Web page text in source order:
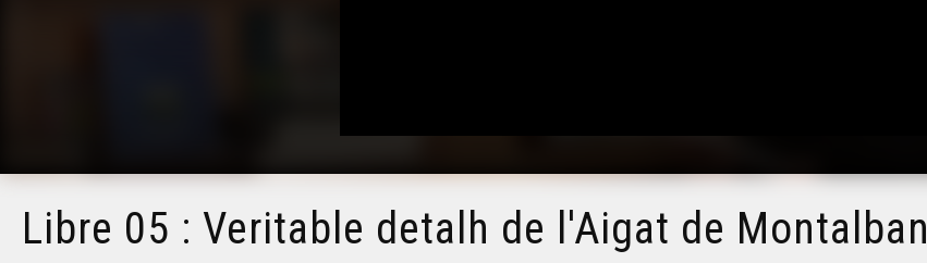
Libre 05 : Veritable detalh de l'Aigat de Montalban